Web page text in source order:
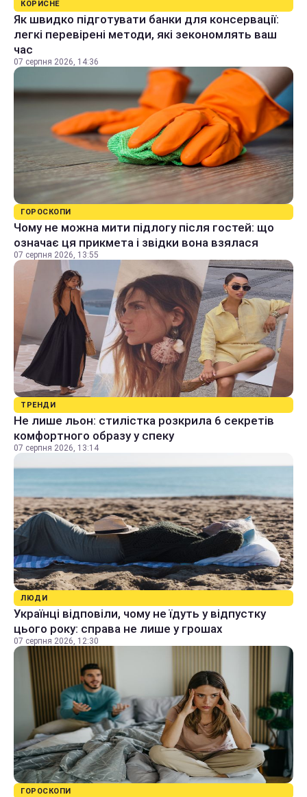
КОРИСНЕ
Як швидко підготувати банки для консервації:
легкі перевірені методи, які зекономлять ваш
час
07 серпня 2026, 14:36
ГОРОСКОПИ
Чому не можна мити підлогу після гостей: що
означає ця прикмета і звідки вона взялася
07 серпня 2026, 13:55
ТРЕНДИ
Не лише льон: стилістка розкрила 6 секретів
комфортного образу у спеку
07 серпня 2026, 13:14
ЛЮДИ
Українці відповіли, чому не їдуть у відпустку
цього року: справа не лише у грошах
07 серпня 2026, 12:30
ГОРОСКОПИ